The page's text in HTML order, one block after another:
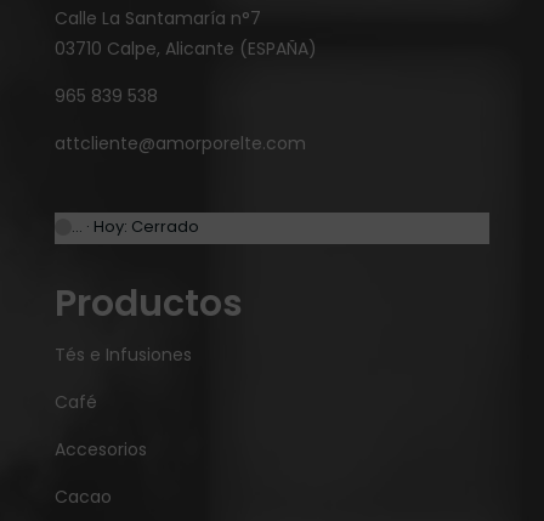
Calle La Santamaría n°7
03710 Calpe, Alicante (ESPAÑA)
965 839 538
attcliente@amorporelte.com
… · Hoy: Cerrado
Productos
Tés e Infusiones
Café
Accesorios
Cacao